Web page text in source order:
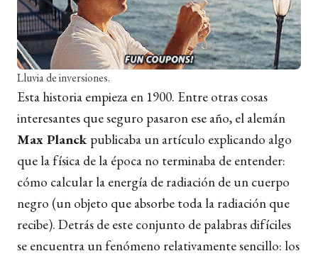
Lluvia de inversiones.
Esta historia empieza en 1900. Entre otras cosas
interesantes que seguro pasaron ese año, el alemán
Max Planck publicaba un artículo explicando algo
que la física de la época no terminaba de entender:
cómo calcular la energía de radiación de un cuerpo
negro (un objeto que absorbe toda la radiación que
recibe). Detrás de este conjunto de palabras difíciles
se encuentra un fenómeno relativamente sencillo: los